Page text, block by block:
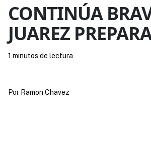
CONTINÚA
JUAREZ
Por Ramon Chavez
1 minutos de lectura